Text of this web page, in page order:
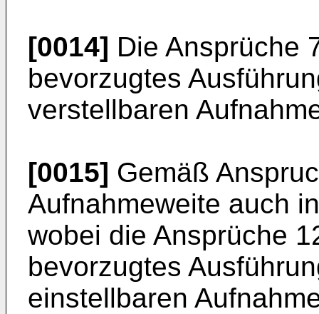
[0014] Die Ansprüche
bevorzugtes
verstellbaren
[0015] Gemäß
Aufnahmeweite auch
wobei die Ansprüche
bevorzugtes
einstellbaren